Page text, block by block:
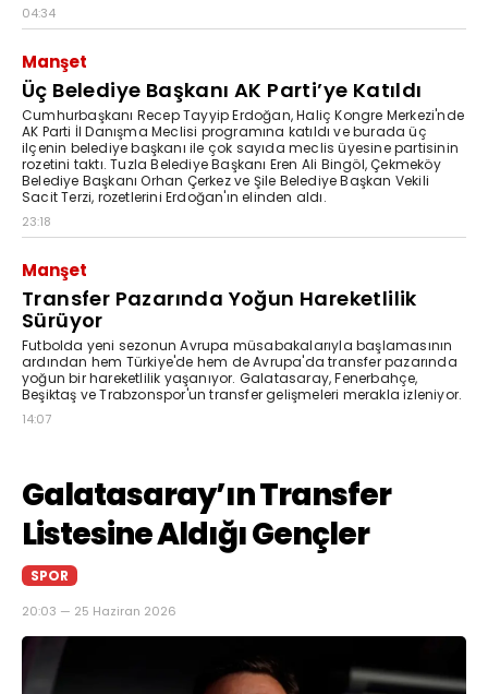
04:34
Manşet
Üç Belediye Başkanı AK Parti’ye Katıldı
Cumhurbaşkanı Recep Tayyip Erdoğan, Haliç Kongre Merkezi'nde
AK Parti İl Danışma Meclisi programına katıldı ve burada üç
ilçenin belediye başkanı ile çok sayıda meclis üyesine partisinin
rozetini taktı. Tuzla Belediye Başkanı Eren Ali Bingöl, Çekmeköy
Belediye Başkanı Orhan Çerkez ve Şile Belediye Başkan Vekili
Sacit Terzi, rozetlerini Erdoğan'ın elinden aldı.
23:18
Manşet
Transfer Pazarında Yoğun Hareketlilik
Sürüyor
Futbolda yeni sezonun Avrupa müsabakalarıyla başlamasının
ardından hem Türkiye'de hem de Avrupa'da transfer pazarında
yoğun bir hareketlilik yaşanıyor. Galatasaray, Fenerbahçe,
Beşiktaş ve Trabzonspor'un transfer gelişmeleri merakla izleniyor.
14:07